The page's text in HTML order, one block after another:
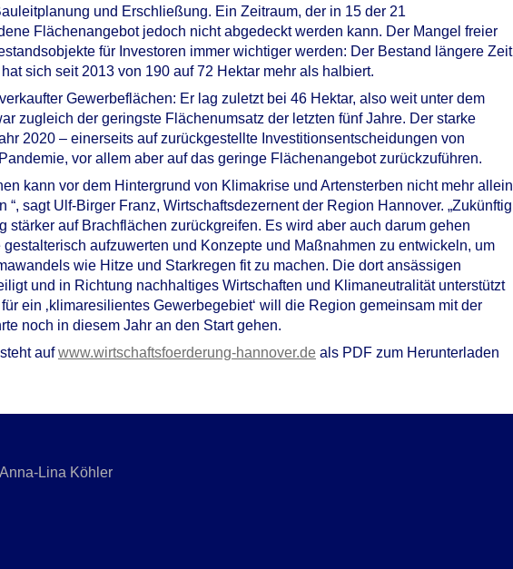
und Erschließung. Ein Zeitraum, der in 15 der 21
Flächenangebot jedoch nicht abgedeckt werden kann. Der Mangel freier
für Investoren immer wichtiger werden: Der Bestand längere Zeit
sich seit 2013 von 190 auf 72 Hektar mehr als halbiert.
Gewerbeflächen: Er lag zuletzt bei 46 Hektar, also weit unter dem
zugleich der geringste Flächenumsatz der letzten fünf Jahre. Der starke
2020 – einerseits auf zurückgestellte Investitionsentscheidungen von
vor allem aber auf das geringe Flächenangebot zurückzuführen.
kann vor dem Hintergrund von Klimakrise und Artensterben nicht mehr allein
“, sagt Ulf-Birger Franz, Wirtschaftsdezernent der Region Hannover. „Zukünftig
stärker auf Brachflächen zurückgreifen. Es wird aber auch darum gehen
aufzuwerten und Konzepte und Maßnahmen zu entwickeln, um
wie Hitze und Starkregen fit zu machen. Die dort ansässigen
und in Richtung nachhaltiges Wirtschaften und Klimaneutralität unterstützt
ein ‚klimaresilientes Gewerbegebiet‘ will die Region gemeinsam mit der
noch in diesem Jahr an den Start gehen.
aufwww.wirtschaftsfoerderung-hannover.de als PDF zum Herunterladen
Anna-Lina Köhler